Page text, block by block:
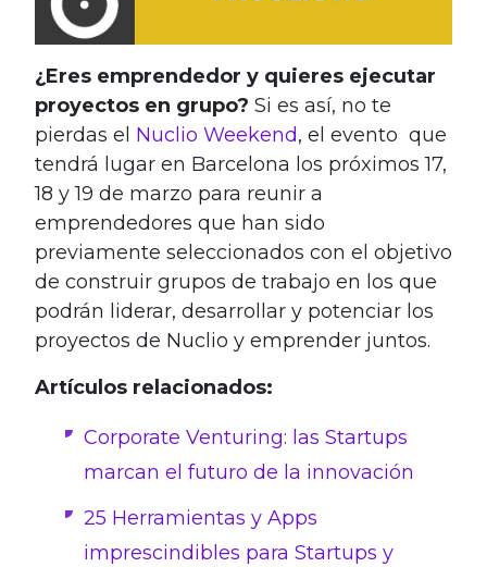
¿Eres emprendedor y quieres ejecutar
proyectos en grupo? Si es así, no te
pierdas el Nuclio Weekend, el evento que
tendrá lugar en Barcelona los próximos 17,
18 y 19 de marzo para reunir a
emprendedores que han sido
previamente seleccionados con el objetivo
de construir grupos de trabajo en los que
podrán liderar, desarrollar y potenciar los
proyectos de Nuclio y emprender juntos.
Artículos relacionados:
Corporate Venturing: las Startups
marcan el futuro de la innovación
25 Herramientas y Apps
imprescindibles para Startups y